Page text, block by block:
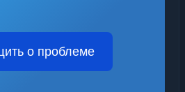
о проблеме